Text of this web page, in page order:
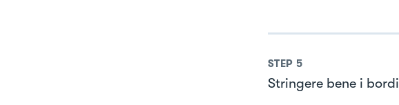
STEP 5
Stringere bene i bordi